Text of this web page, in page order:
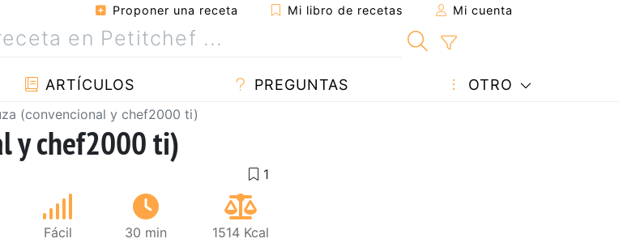
Proponer una receta Mi libro de recetas Mi cuenta
ARTÍCULOS PREGUNTAS OTRO
(convencional y chef2000 ti)
y chef2000 ti)
Fácil 30 min 1514 Kcal